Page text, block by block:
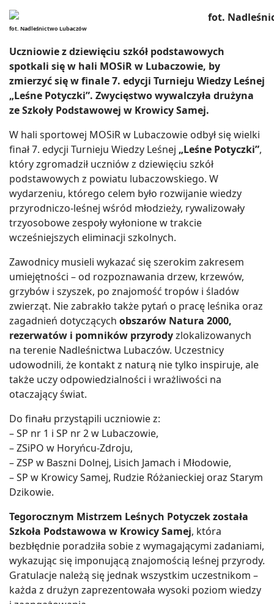
fot. Nadleśnictwo Lubaczów
Uczniowie z dziewięciu szkół podstawowych
spotkali się w hali MOSiR w Lubaczowie, by
zmierzyć się w finale 7. edycji Turnieju Wiedzy Leśnej
„Leśne Potyczki”. Zwycięstwo wywalczyła drużyna
ze Szkoły Podstawowej w Krowicy Samej.
W hali sportowej MOSiR w Lubaczowie odbył się wielki
finał 7. edycji Turnieju Wiedzy Leśnej „Leśne Potyczki”,
który zgromadził uczniów z dziewięciu szkół
podstawowych z powiatu lubaczowskiego. W
wydarzeniu, którego celem było rozwijanie wiedzy
przyrodniczo-leśnej wśród młodzieży, rywalizowały
trzyosobowe zespoły wyłonione w trakcie
wcześniejszych eliminacji szkolnych.
Zawodnicy musieli wykazać się szerokim zakresem
umiejętności – od rozpoznawania drzew, krzewów,
grzybów i szyszek, po znajomość tropów i śladów
zwierząt. Nie zabrakło także pytań o pracę leśnika oraz
zagadnień dotyczących obszarów Natura 2000,
rezerwatów i pomników przyrodyzlokalizowanych
na terenie Nadleśnictwa Lubaczów. Uczestnicy
udowodnili, że kontakt z naturą nie tylko inspiruje, ale
także uczy odpowiedzialności i wrażliwości na
otaczający świat.
Do finału przystąpili uczniowie z:
– SP nr 1 i SP nr 2 w Lubaczowie,
– ZSiPO w Horyńcu-Zdroju,
– ZSP w Baszni Dolnej, Lisich Jamach i Młodowie,
– SP w Krowicy Samej, Rudzie Różanieckiej oraz Starym
Dzikowie.
Tegorocznym Mistrzem Leśnych Potyczek została
Szkoła Podstawowa w Krowicy Samej, która
bezbłędnie poradziła sobie z wymagającymi zadaniami,
wykazując się imponującą znajomością leśnej przyrody.
Gratulacje należą się jednak wszystkim uczestnikom –
każda z drużyn zaprezentowała wysoki poziom wiedzy